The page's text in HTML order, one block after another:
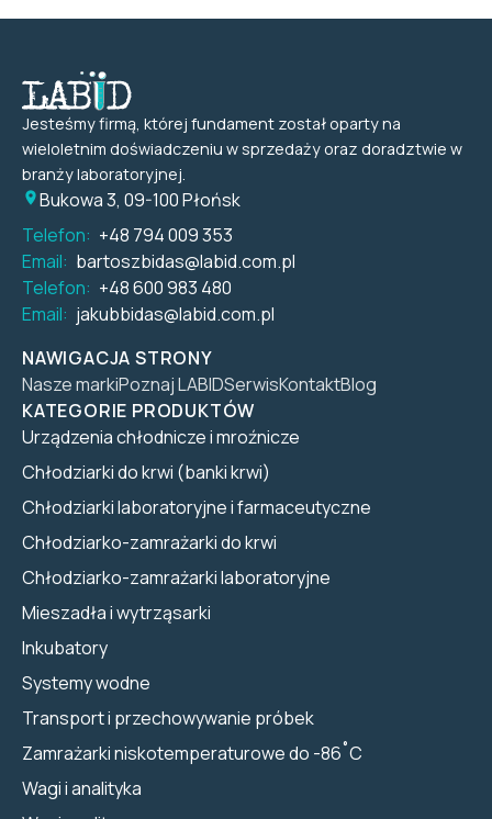
Jesteśmy firmą, której fundament został oparty na
wieloletnim doświadczeniu w sprzedaży oraz doradztwie w
branży laboratoryjnej.
Bukowa 3, 09-100 Płońsk
Telefon: +48 794 009 353
Email: bartoszbidas@labid.com.pl
Telefon: +48 600 983 480
Email: jakubbidas@labid.com.pl
NAWIGACJA STRONY
Nasze markiPoznaj LABIDSerwisKontaktBlog
KATEGORIE PRODUKTÓW
Urządzenia chłodnicze i mroźnicze
Chłodziarki do krwi (banki krwi)
Chłodziarki laboratoryjne i farmaceutyczne
Chłodziarko-zamrażarki do krwi
Chłodziarko-zamrażarki laboratoryjne
Mieszadła i wytrząsarki
Inkubatory
Systemy wodne
Transport i przechowywanie próbek
Zamrażarki niskotemperaturowe do -86˚C
Wagi i analityka